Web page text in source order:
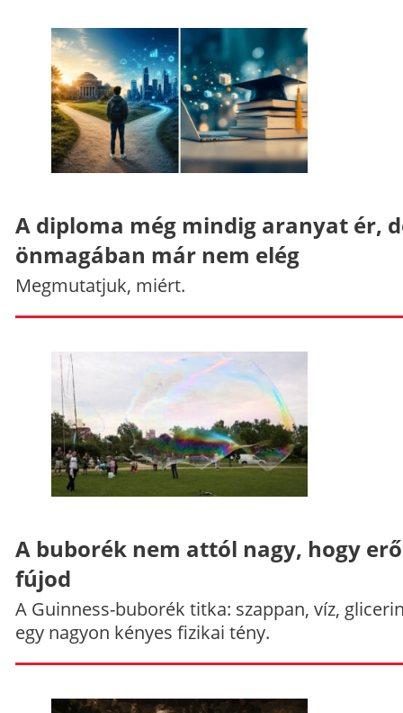
A diploma még mindig aranyat ér,
önmagában már nem elég
Megmutatjuk, miért.
A buborék nem attól nagy, hogy
fújod
A Guinness-buborék titka: szappan, víz,
egy nagyon kényes fizikai tény.